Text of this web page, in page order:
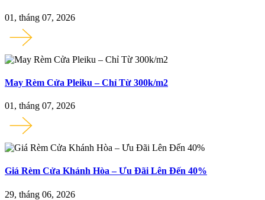
01, tháng 07, 2026
May Rèm Cửa Pleiku – Chỉ Từ 300k/m2
01, tháng 07, 2026
Giá Rèm Cửa Khánh Hòa – Ưu Đãi Lên Đến 40%
29, tháng 06, 2026